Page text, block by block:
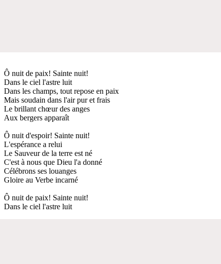
Ô nuit de paix! Sainte nuit!
Dans le ciel l'astre luit
Dans les champs, tout repose en paix
Mais soudain dans l'air pur et frais
Le brillant chœur des anges
Aux bergers apparaît
Ô nuit d'espoir! Sainte nuit!
L'espérance a relui
Le Sauveur de la terre est né
C'est à nous que Dieu l'a donné
Célébrons ses louanges
Gloire au Verbe incarné
Ô nuit de paix! Sainte nuit!
Dans le ciel l'astre luit